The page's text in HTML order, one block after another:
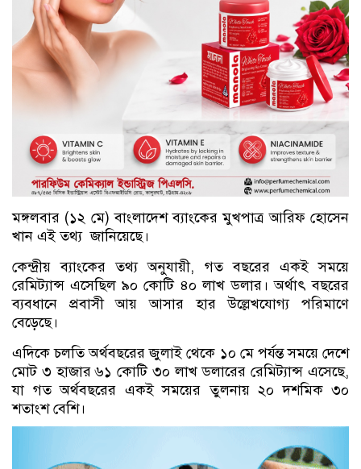
মঙ্গলবার (১২ মে) বাংলাদেশ ব্যাংকের মুখপাত্র আরিফ হোসেন
খান এই তথ্য জানিয়েছে।
কেন্দ্রীয় ব্যাংকের তথ্য অনুযায়ী, গত বছরের একই সময়ে
রেমিট্যান্স এসেছিল ৯০ কোটি ৪০ লাখ ডলার। অর্থাৎ বছরের
ব্যবধানে প্রবাসী আয় আসার হার উল্লেখযোগ্য পরিমাণে
বেড়েছে।
এদিকে চলতি অর্থবছরের জুলাই থেকে ১০ মে পর্যন্ত সময়ে দেশে
মোট ৩ হাজার ৬১ কোটি ৩০ লাখ ডলারের রেমিট্যান্স এসেছে,
যা গত অর্থবছরের একই সময়ের তুলনায় ২০ দশমিক ৩০
শতাংশ বেশি।